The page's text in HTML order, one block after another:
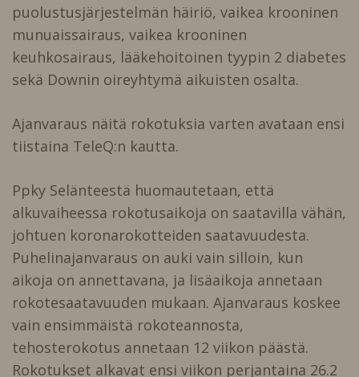
puolustusjärjestelmän häiriö, vaikea krooninen
munuaissairaus, vaikea krooninen
keuhkosairaus, lääkehoitoinen tyypin 2 diabetes
sekä Downin oireyhtymä aikuisten osalta.
Ajanvaraus näitä rokotuksia varten avataan ensi
tiistaina TeleQ:n kautta.
Ppky Selänteestä huomautetaan, että
alkuvaiheessa rokotusaikoja on saatavilla vähän,
johtuen koronarokotteiden saatavuudesta.
Puhelinajanvaraus on auki vain silloin, kun
aikoja on annettavana, ja lisäaikoja annetaan
rokotesaatavuuden mukaan. Ajanvaraus koskee
vain ensimmäistä rokoteannosta,
tehosterokotus annetaan 12 viikon päästä.
Rokotukset alkavat ensi viikon perjantaina 26.2